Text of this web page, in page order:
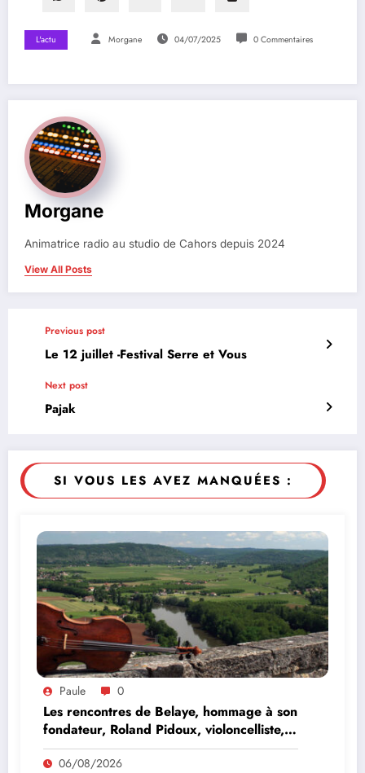
L'actu Morgane 04/07/2025 0 Commentaires
Morgane
Animatrice radio au studio de Cahors depuis 2024
View All Posts
Previous post
Le 12 juillet -Festival Serre et Vous
Next post
Pajak
SI VOUS LES AVEZ MANQUÉES :
Paule 0
Les rencontres de Belaye, hommage à son
fondateur, Roland Pidoux, violoncelliste,
le vendredi 07 août 2026
06/08/2026